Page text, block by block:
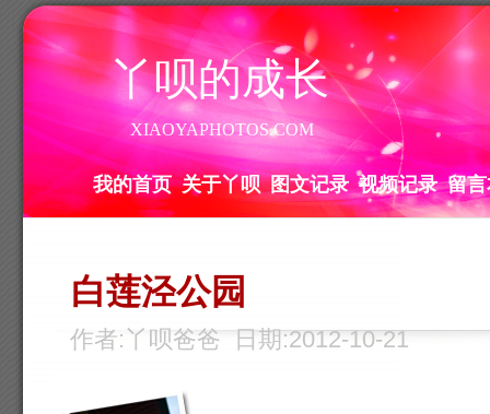
丫呗的成长
XIAOYAPHOTOS.COM
我的首页 关于丫呗 图文记录 视频记录 留
白莲泾公园
作者:丫呗爸爸 日期:2012-10-21